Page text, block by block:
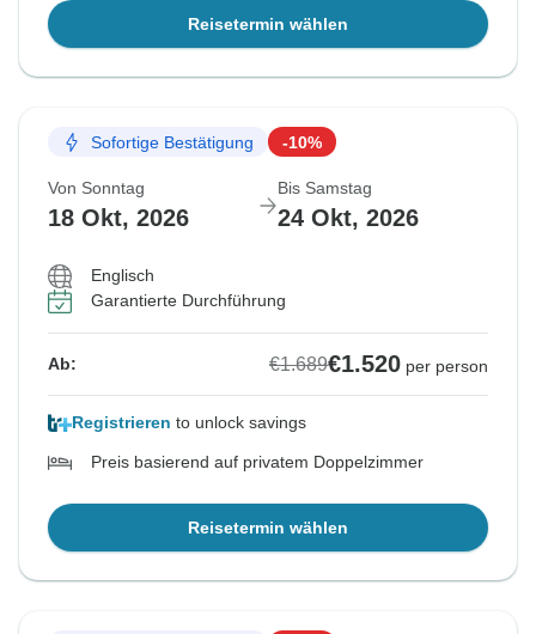
Reisetermin wählen
Sofortige Bestätigung -10%
Von Sonntag
18 Okt, 2026
Bis Samstag
24 Okt, 2026
Englisch
Garantierte Durchführung
Ab: €1.689€1.520 per person
Registrieren to unlock savings
Preis basierend auf privatem Doppelzimmer
Reisetermin wählen